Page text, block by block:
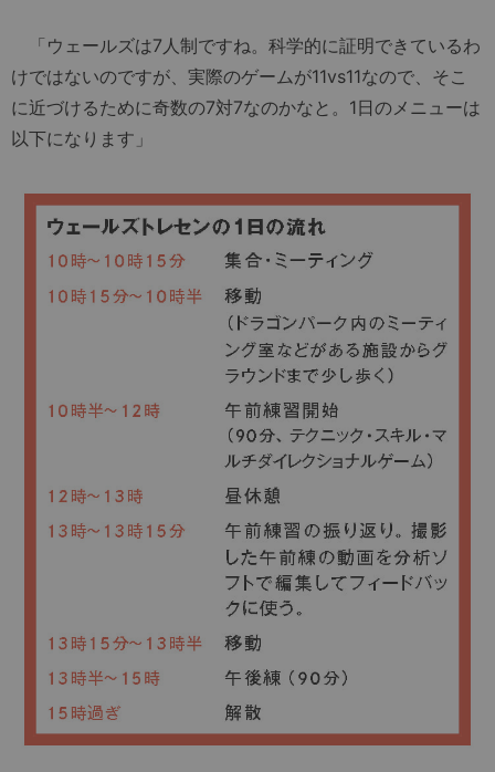
「ウェールズは7人制ですね。科学的に証明できているわ
けではないのですが、実際のゲームが11vs11なので、そこ
に近づけるために奇数の7対7なのかなと。1日のメニューは
以下になります」